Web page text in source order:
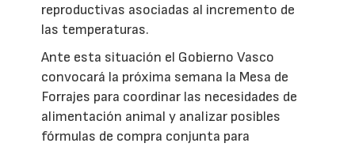
reproductivas asociadas al incremento de
las temperaturas.
Ante esta situación el Gobierno Vasco
convocará la próxima semana la Mesa de
Forrajes para coordinar las necesidades de
alimentación animal y analizar posibles
fórmulas de compra conjunta para